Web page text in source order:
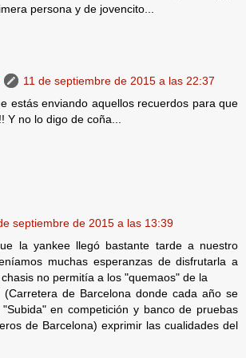
persona y de jovencito...
11 de septiembre de 2015 a las 22:37
estás enviando aquellos recuerdos para que
Y no lo digo de coña...
septiembre de 2015 a las 13:39
la yankee llegó bastante tarde a nuestro
muchas esperanzas de disfrutarla a
no permitía a los "quemaos" de la
(Carretera de Barcelona donde cada año se
en competición y banco de pruebas
de Barcelona) exprimir las cualidades del